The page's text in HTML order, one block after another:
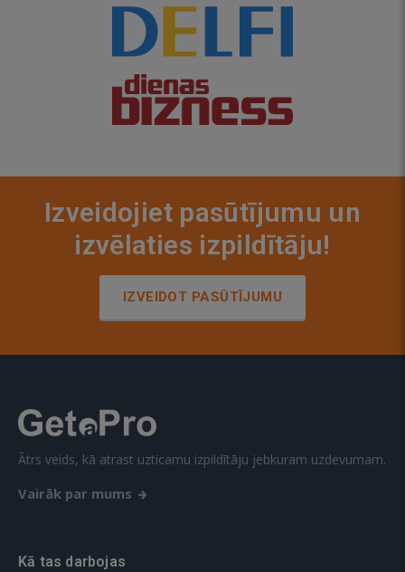
Izveidojiet pasūtījumu un
izvēlaties izpildītāju!
IZVEIDOT PASŪTĪJUMU
Ātrs veids, kā atrast uzticamu izpildītāju jebkuram uzdevumam.
Vairāk par mums
Kā tas darbojas